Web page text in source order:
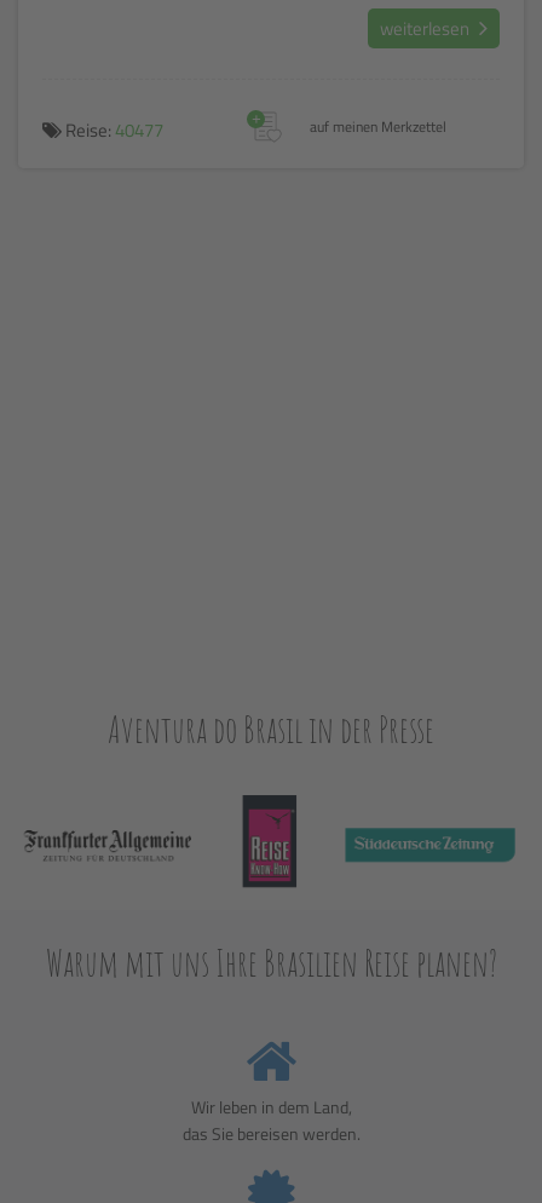
weiterlesen
Reise: 40477 auf meinen Merkzettel
+
Aventura do Brasil in der Presse
Warum mit uns Ihre Brasilien Reise planen?
Wir leben in dem Land,
das Sie bereisen werden.